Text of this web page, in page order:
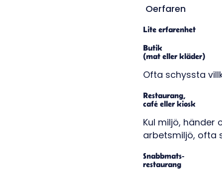
Oerfaren
Lite erfarenhet
Butik
(mat eller kläder)
Ofta schyssta
Restaurang,
café eller kiosk
Kul miljö, händer
arbetsmiljö, ofta
Snabbmats-
restaurang